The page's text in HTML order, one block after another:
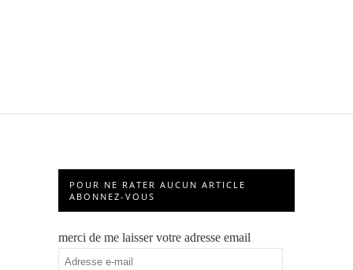
POUR NE RATER AUCUN ARTICLE
ABONNEZ-VOUS
merci de me laisser votre adresse email
Adresse